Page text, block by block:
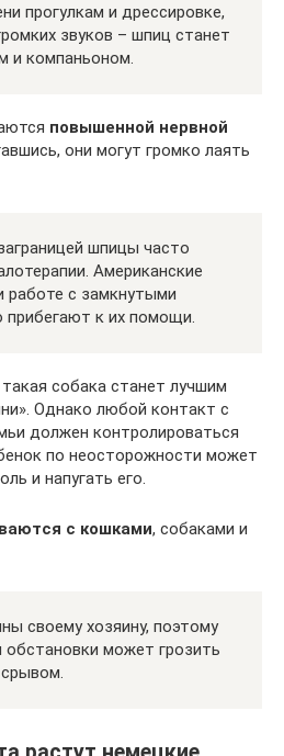
прогулкам и дрессировке,
звуков – шпиц станет
и компаньоном.
повышенной нервной
они могут громко лаять
шпицы часто
Американские
работе с замкнутыми
прибегают к их помощи.
такая собака станет лучшим
Однако любой контакт с
должен контролироваться
по неосторожности может
и напугать его.
с кошками, собаками и
своему хозяину, поэтому
обстановки может грозить